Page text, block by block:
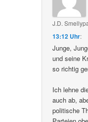
J.D.
13:12 Uhr:
Junge,
und seine
so richtig
Ich lehne
auch ab,
politische